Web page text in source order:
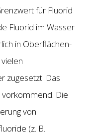
für Fluorid
Fluorid im Wasser
in Oberflächen-
zugesetzt. Das
vorkommend. Die
von
(z. B.